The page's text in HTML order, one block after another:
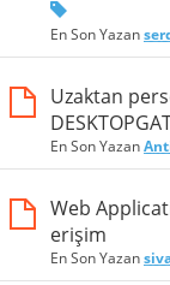
En Son Yazan
Uzaktan
En Son Yazan
Web
erişim
En Son Yazan